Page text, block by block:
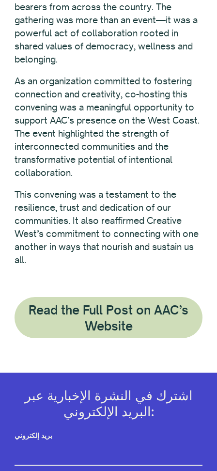
bearers from across the country. The
gathering was more than an event—it was a
powerful act of collaboration rooted in
shared values of democracy, wellness and
belonging.
As an organization committed to fostering
connection and creativity, co-hosting this
convening was a meaningful opportunity to
support AAC’s presence on the West Coast.
The event highlighted the strength of
interconnected communities and the
transformative potential of intentional
collaboration.
This convening was a testament to the
resilience, trust and dedication of our
communities. It also reaffirmed Creative
West’s commitment to connecting with one
another in ways that nourish and sustain us
all.
Read the Full Post on AAC’s
Website
اشترك في النشرة الإخبارية عبر
البريد الإلكتروني:
بريد إلكتروني